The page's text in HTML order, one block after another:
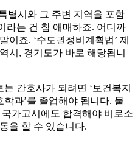
별시와 그 주변 지역을 포함
라는 건 참 애매하죠. 어디까
이죠. ‘수도권정비계획법’ 제
시, 경기도가 바로 해당됩니
간호사가 되려면 ‘보건복지
과’를 졸업해야 됩니다. 물
가고시에도 합격해야 비로소
을 할 수 있습니다.